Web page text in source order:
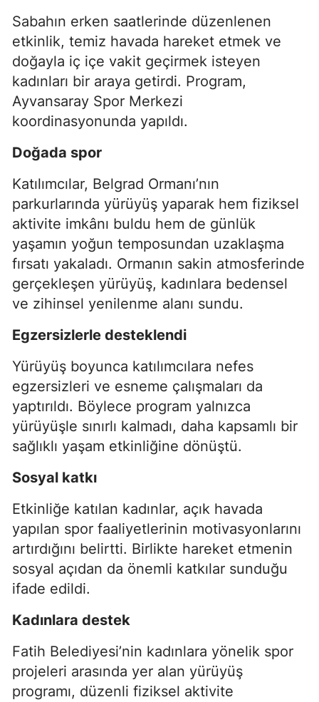
Sabahın erken saatlerinde düzenlenen
etkinlik, temiz havada hareket etmek ve
doğayla iç içe vakit geçirmek isteyen
kadınları bir araya getirdi. Program,
Ayvansaray Spor Merkezi
koordinasyonunda yapıldı.
Doğada spor
Katılımcılar, Belgrad Ormanı’nın
parkurlarında yürüyüş yaparak hem fiziksel
aktivite imkânı buldu hem de günlük
yaşamın yoğun temposundan uzaklaşma
fırsatı yakaladı. Ormanın sakin atmosferinde
gerçekleşen yürüyüş, kadınlara bedensel
ve zihinsel yenilenme alanı sundu.
Egzersizlerle desteklendi
Yürüyüş boyunca katılımcılara nefes
egzersizleri ve esneme çalışmaları da
yaptırıldı. Böylece program yalnızca
yürüyüşle sınırlı kalmadı, daha kapsamlı bir
sağlıklı yaşam etkinliğine dönüştü.
Sosyal katkı
Etkinliğe katılan kadınlar, açık havada
yapılan spor faaliyetlerinin motivasyonlarını
artırdığını belirtti. Birlikte hareket etmenin
sosyal açıdan da önemli katkılar sunduğu
ifade edildi.
Kadınlara destek
Fatih Belediyesi’nin kadınlara yönelik spor
projeleri arasında yer alan yürüyüş
programı, düzenli fiziksel aktivite